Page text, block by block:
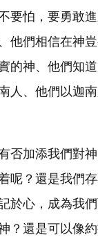
要怕，要勇敢
他們相信在神
的神、他們知
人、他們以迦
否加添我們對
呢？還是我們
於心，成為我
？還是可以像